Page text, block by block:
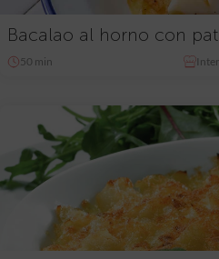
Bacalao al horno con
50 min